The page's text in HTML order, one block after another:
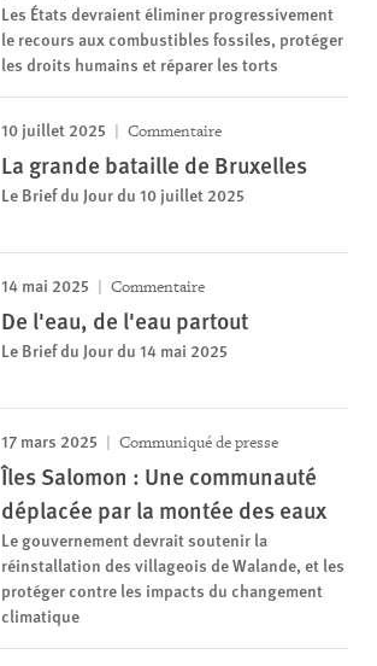
Les États devraient éliminer progressivement
le recours aux combustibles fossiles, protéger
les droits humains et réparer les torts
10 juillet 2025 Commentaire
La grande bataille de Bruxelles
Le Brief du Jour du 10 juillet 2025
14 mai 2025 Commentaire
De l'eau, de l'eau partout
Le Brief du Jour du 14 mai 2025
17 mars 2025 Communiqué de presse
Îles Salomon : Une communauté
déplacée par la montée des eaux
Le gouvernement devrait soutenir la
réinstallation des villageois de Walande, et les
protéger contre les impacts du changement
climatique